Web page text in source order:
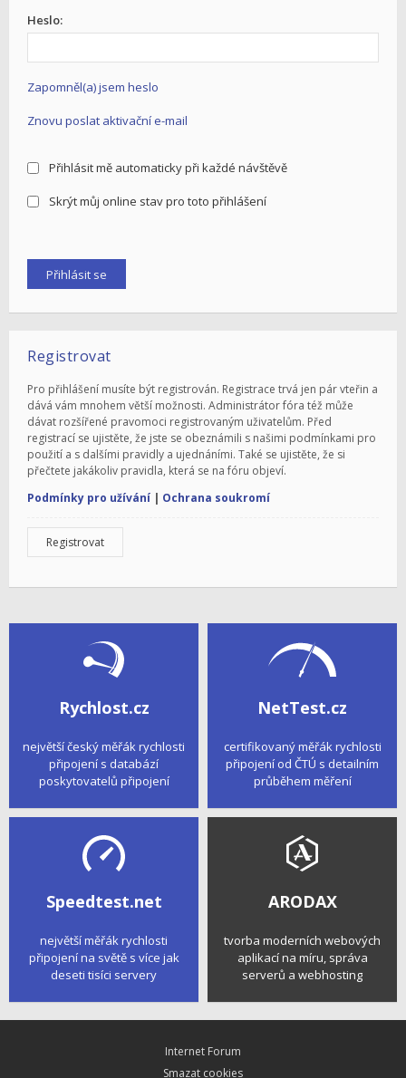
Heslo:
Zapomněl(a) jsem heslo
Znovu poslat aktivační e-mail
Přihlásit mě automaticky při každé návštěvě
Skrýt můj online stav pro toto přihlášení
Registrovat
Pro přihlášení musíte být registrován. Registrace trvá jen pár vteřin a
dává vám mnohem větší možnosti. Administrátor fóra též může
dávat rozšířené pravomoci registrovaným uživatelům. Před
registrací se ujistěte, že jste se obeznámili s našimi podmínkami pro
použití a s dalšími pravidly a ujednáními. Také se ujistěte, že si
přečtete jakákoliv pravidla, která se na fóru objeví.
Podmínky pro užívání | Ochrana soukromí
Registrovat
Rychlost.cz
největší český měřák rychlosti
připojení s databází
poskytovatelů připojení
NetTest.cz
certifikovaný měřák rychlosti
připojení od ČTÚ s detailním
průběhem měření
Speedtest.net
největší měřák rychlosti
připojení na světě s více jak
deseti tisíci servery
ARODAX
tvorba moderních webových
aplikací na míru, správa
serverů a webhosting
Internet Forum
Smazat cookies